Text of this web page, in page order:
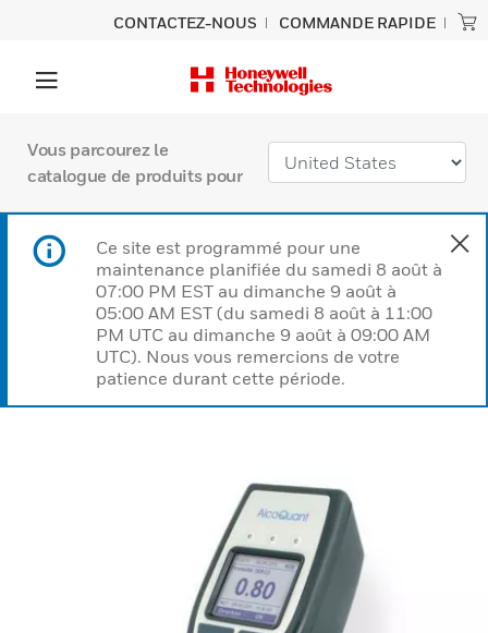
CONTACTEZ-NOUS COMMANDE RAPIDE
Vous parcourez le
catalogue de produits pour
Ce site est programmé pour une
maintenance planifiée du samedi 8 août à
07:00 PM EST au dimanche 9 août à
05:00 AM EST (du samedi 8 août à 11:00
PM UTC au dimanche 9 août à 09:00 AM
UTC). Nous vous remercions de votre
patience durant cette période.